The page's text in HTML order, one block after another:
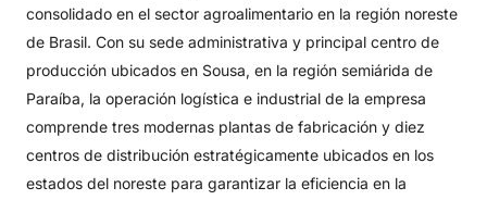
consolidado en el sector agroalimentario en la región noreste
de Brasil. Con su sede administrativa y principal centro de
producción ubicados en Sousa, en la región semiárida de
Paraíba, la operación logística e industrial de la empresa
comprende tres modernas plantas de fabricación y diez
centros de distribución estratégicamente ubicados en los
estados del noreste para garantizar la eficiencia en la